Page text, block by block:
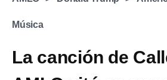
Música
La canción de